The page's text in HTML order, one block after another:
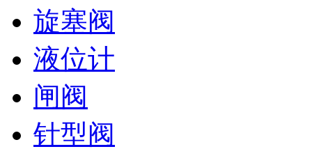
旋塞阀
液位计
闸阀
针型阀